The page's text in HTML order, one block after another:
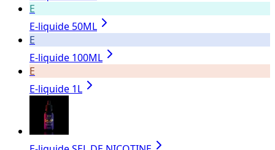
E
E-liquide 50ML
E
E-liquide 100ML
E
E-liquide 1L